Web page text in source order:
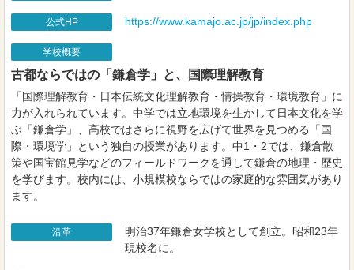
公式HP https://www.kamajo.ac.jp/jp/index.php
学校概要
古都ならではの「鎌倉学」と、国際理解教育
「国際理解教育・日本伝統文化理解教育・情操教育・環境教育」に
力が入れられています。中学では立地環境を生かして日本文化を学
ぶ「鎌倉学」、高校ではさらに視野を広げて世界を見つめる「国
際・環境学」という独自の授業があります。中1・2では、鎌倉散
策や国宝館見学などのフィールドワークを通して鎌倉の地理・歴史
を学びます。校内には、小規模校ならではの家庭的な雰囲気があり
ます。
沿革
明治37年鎌倉女学校として創立。昭和23年
現校名に。